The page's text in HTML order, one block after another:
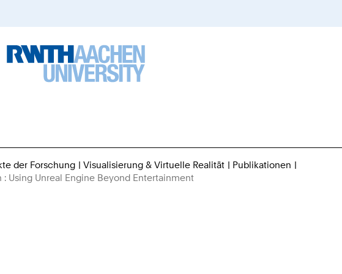
der Forschung Visualisierung & Virtuelle Realität
Publikationen
Using Unreal Engine Beyond Entertainment